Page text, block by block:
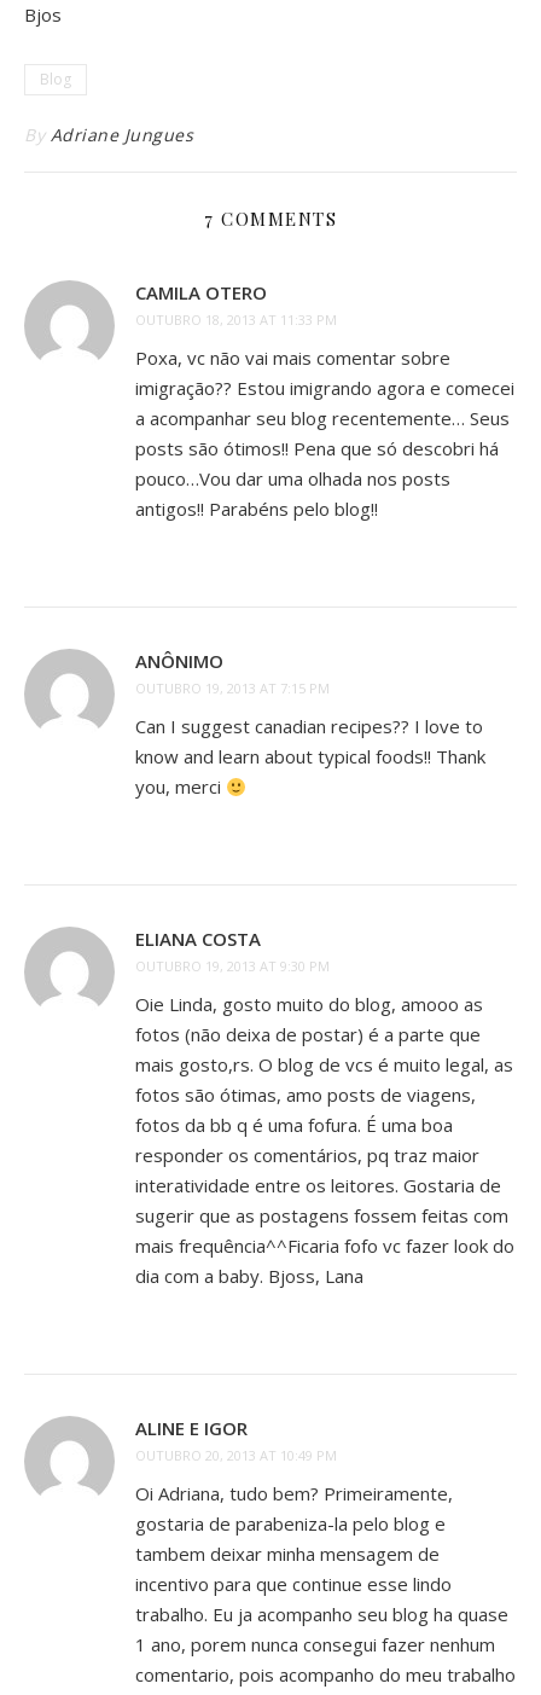
Bjos
Blog
By Adriane Jungues
7 COMMENTS
CAMILA OTERO
OUTUBRO 18, 2013 AT 11:33 PM
Poxa, vc não vai mais comentar sobre
imigração?? Estou imigrando agora e comecei
a acompanhar seu blog recentemente… Seus
posts são ótimos!! Pena que só descobri há
pouco…Vou dar uma olhada nos posts
antigos!! Parabéns pelo blog!!
ANÔNIMO
OUTUBRO 19, 2013 AT 7:15 PM
Can I suggest canadian recipes?? I love to
know and learn about typical foods!! Thank
you, merci
ELIANA COSTA
OUTUBRO 19, 2013 AT 9:30 PM
Oie Linda, gosto muito do blog, amooo as
fotos (não deixa de postar) é a parte que
mais gosto,rs. O blog de vcs é muito legal, as
fotos são ótimas, amo posts de viagens,
fotos da bb q é uma fofura. É uma boa
responder os comentários, pq traz maior
interatividade entre os leitores. Gostaria de
sugerir que as postagens fossem feitas com
mais frequência^^Ficaria fofo vc fazer look do
dia com a baby. Bjoss, Lana
ALINE E IGOR
OUTUBRO 20, 2013 AT 10:49 PM
Oi Adriana, tudo bem? Primeiramente,
gostaria de parabeniza-la pelo blog e
tambem deixar minha mensagem de
incentivo para que continue esse lindo
trabalho. Eu ja acompanho seu blog ha quase
1 ano, porem nunca consegui fazer nenhum
comentario, pois acompanho do meu trabalho